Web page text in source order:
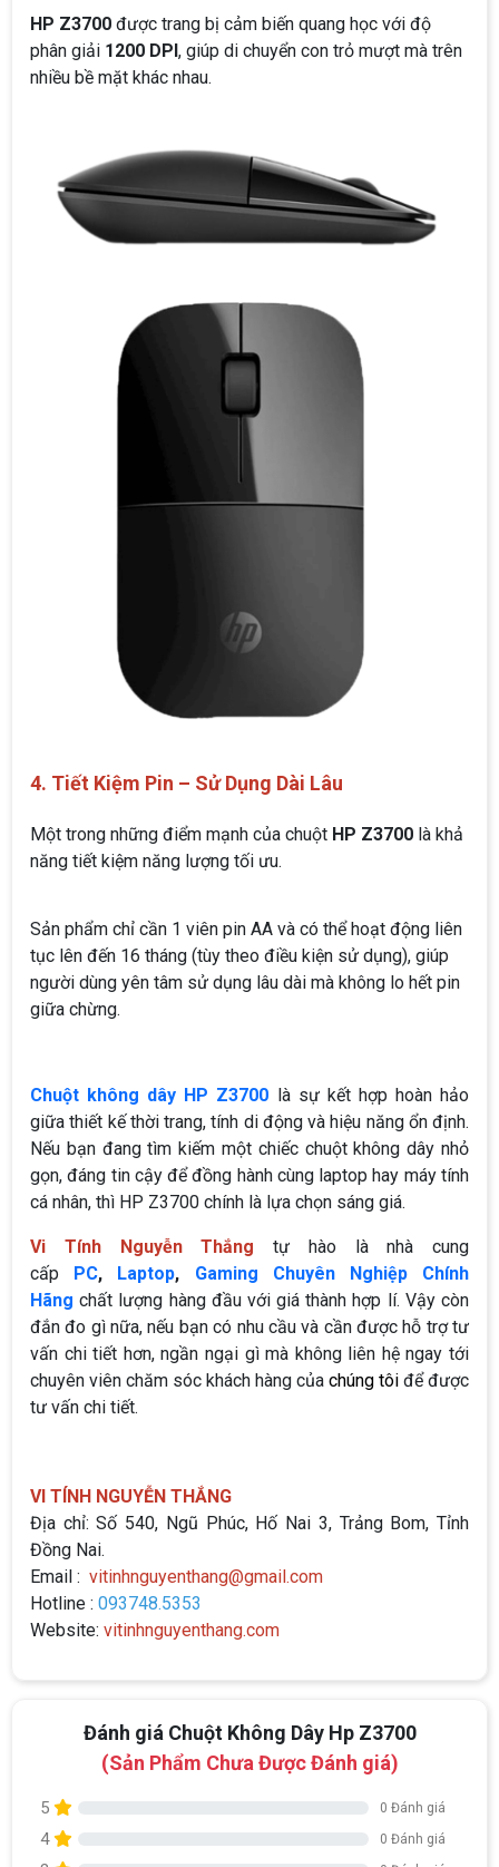
HP Z3700 được trang bị cảm biến quang học với độ
phân giải 1200 DPI , giúp di chuyển con trỏ mượt mà trên
nhiều bề mặt khác nhau.
4. Tiết Kiệm Pin – Sử Dụng Dài Lâu
Một trong những điểm mạnh của chuột HP Z3700 là khả
năng tiết kiệm năng lượng tối ưu.
Sản phẩm chỉ cần 1 viên pin AA và có thể hoạt động liên
tục lên đến 16 tháng (tùy theo điều kiện sử dụng), giúp
người dùng yên tâm sử dụng lâu dài mà không lo hết pin
giữa chừng.
Chuột không dây HP Z3700 là sự kết hợp hoàn hảo
giữa thiết kế thời trang, tính di động và hiệu năng ổn định.
Nếu bạn đang tìm kiếm một chiếc chuột không dây nhỏ
gọn, đáng tin cậy để đồng hành cùng laptop hay máy tính
cá nhân, thì HP Z3700 chính là lựa chọn sáng giá.
Vi Tính Nguyễn Thắng tự hào là nhà cung
cấp PC, Laptop, Gaming Chuyên Nghiệp Chính
Hãng chất lượng hàng đầu với giá thành hợp lí. Vậy còn
đắn đo gì nữa, nếu bạn có nhu cầu và cần được hỗ trợ tư
vấn chi tiết hơn, ngần ngại gì mà không liên hệ ngay tới
chuyên viên chăm sóc khách hàng của chúng tôi để được
tư vấn chi tiết.
VI TÍNH NGUYỄN THẮNG
Địa chỉ: Số 540, Ngũ Phúc, Hố Nai 3, Trảng Bom, Tỉnh
Đồng Nai.
Email : vitinhnguyenthang@gmail.com
Hotline : 093748.5353
Website: vitinhnguyenthang.com
Đánh giá Chuột Không Dây Hp Z3700
(Sản Phẩm Chưa Được Đánh giá)
5 0 Đánh giá
4 0 Đánh giá